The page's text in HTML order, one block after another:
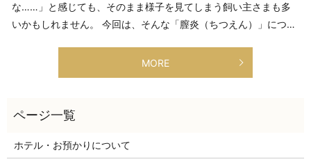
な……」と感じても、そのまま様子を見てしまう飼い主さまも多
いかもしれません。 今回は、そんな「膣炎（ちつえん）」につ…
MORE
ホテル・お預かりについて